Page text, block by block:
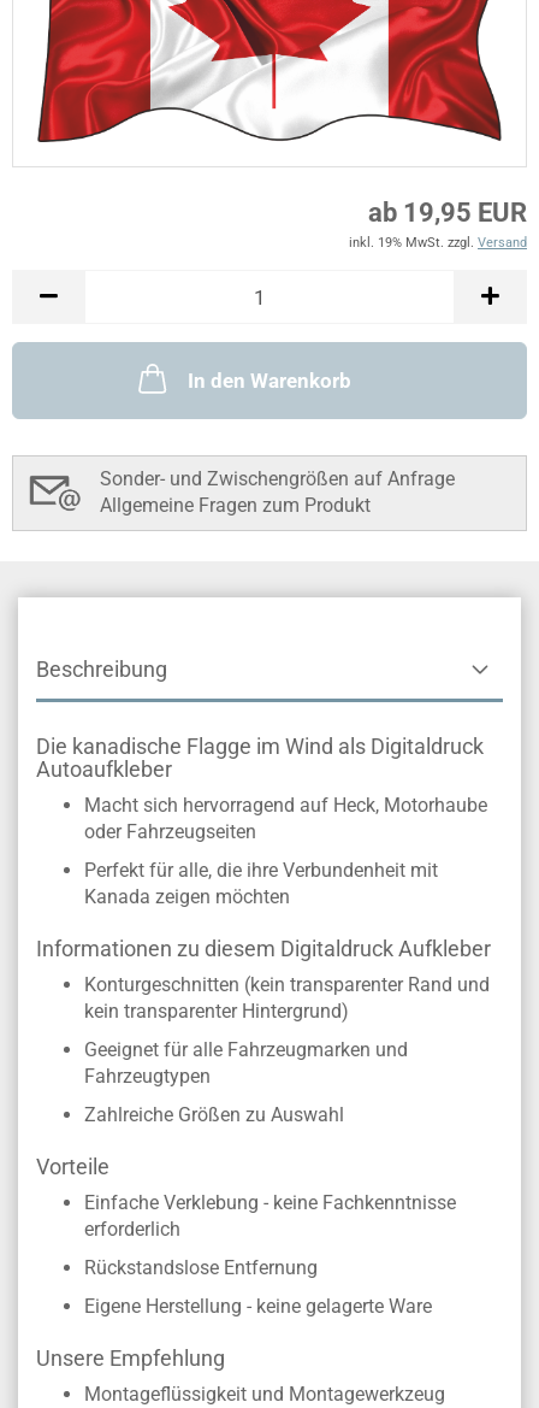
ab 19,95 EUR
inkl. 19% MwSt. zzgl. Versand
In den Warenkorb
Sonder- und Zwischengrößen auf Anfrage
Allgemeine Fragen zum Produkt
Beschreibung
Die kanadische Flagge im Wind als Digitaldruck
Autoaufkleber
Macht sich hervorragend auf Heck, Motorhaube
oder Fahrzeugseiten
Perfekt für alle, die ihre Verbundenheit mit
Kanada zeigen möchten
Informationen zu diesem Digitaldruck Aufkleber
Konturgeschnitten (kein transparenter Rand und
kein transparenter Hintergrund)
Geeignet für alle Fahrzeugmarken und
Fahrzeugtypen
Zahlreiche Größen zu Auswahl
Vorteile
Einfache Verklebung - keine Fachkenntnisse
erforderlich
Rückstandslose Entfernung
Eigene Herstellung - keine gelagerte Ware
Unsere Empfehlung
Montageflüssigkeit und Montagewerkzeug